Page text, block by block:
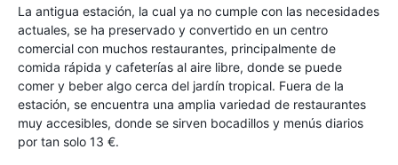
La antigua estación, la cual ya no cumple con las necesidades
actuales, se ha preservado y convertido en un centro
comercial con muchos restaurantes, principalmente de
comida rápida y cafeterías al aire libre, donde se puede
comer y beber algo cerca del jardín tropical. Fuera de la
estación, se encuentra una amplia variedad de restaurantes
muy accesibles, donde se sirven bocadillos y menús diarios
por tan solo 13 €.